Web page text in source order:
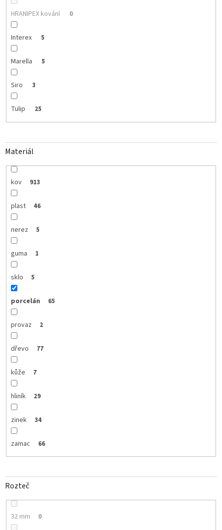
HRANIPEX kování 0
Interex 5
Marella 5
Siro 3
Tulip 25
Materiál
kov 913
plast 46
nerez 5
guma 1
sklo 5
porcelán 65
provaz 2
dřevo 77
kůže 7
hliník 29
zinek 34
zamac 66
Rozteč
32 mm 0